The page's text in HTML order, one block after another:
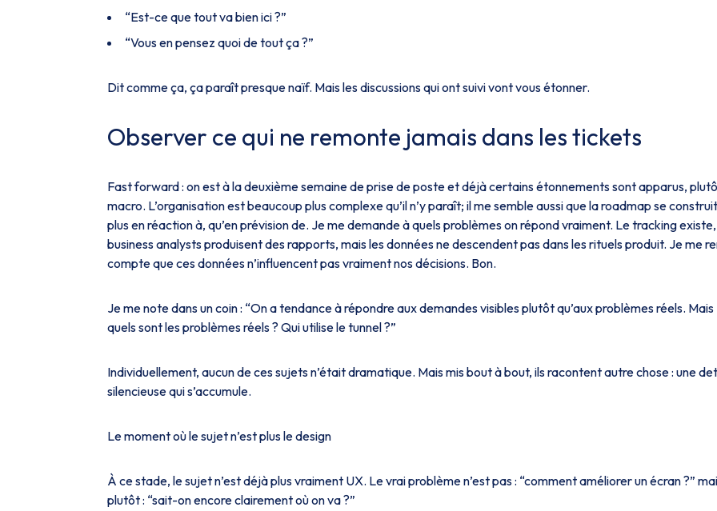
“Est-ce que tout va bien ici ?”
“Vous en pensez quoi de tout ça ?”
Dit comme ça, ça paraît presque naïf. Mais les discussions qui ont suivi vont vous étonner.
Observer ce qui ne remonte jamais dans les tickets
Fast forward : on est à la deuxième semaine de prise de poste et déjà certains étonnements sont apparus,
macro. L’organisation est beaucoup plus complexe qu’il n’y paraît; il me semble aussi que la roadmap se construit
plusen réaction à, qu’en prévision de. Je me demande à quels problèmes on répond vraiment. Le tracking
business analysts produisent des rapports, mais les données ne descendent pas dans les rituels produit. Je me
compte que ces données n’influencent pas vraiment nos décisions. Bon.
Je me note dans un coin : “On a tendance à répondre aux demandes visibles plutôt qu’aux problèmes réels. Mais
quels sont les problèmes réels ? Qui utilise le tunnel ?”
Individuellement, aucun de ces sujets n’était dramatique. Mais mis bout à bout, ils racontent autre chose : une
silencieuse qui s’accumule.
Le moment où le sujet n’est plus le design
À ce stade, le sujet n’est déjà plus vraiment UX. Le vrai problème n’est pas : “comment améliorer un écran ?”
plutôt : “sait-on encore clairement où on va ?”